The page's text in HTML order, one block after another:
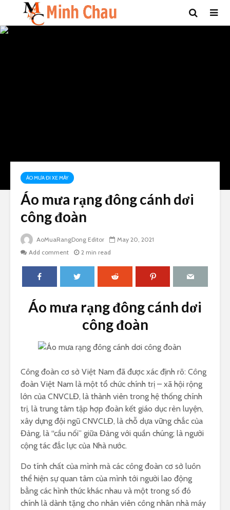
ÁO MƯA ĐI XE MÁY
Áo mưa rạng đông cánh dơi
công đoàn
AoMuaRangDong Editor
May 20, 2021
Add comment
2 min read
Áo mưa rạng đông cánh dơi
công đoàn
Công đoàn cơ sở Việt Nam đã được xác định rõ: Công
đoàn Việt Nam là một tổ chức chính trị – xã hội rộng
lớn của CNVCLĐ, là thành viên trong hệ thống chính
trị, là trung tâm tập hợp đoàn kết giáo dục rèn luyện,
xây dựng đội ngũ CNVCLĐ, là chỗ dựa vững chắc của
Đảng, là “cầu nối” giữa Đảng với quần chúng; là người
cộng tác đắc lực của Nhà nước.
Do tính chất của mình mà các công đoàn cơ sở luôn
thể hiện sự quan tâm của mình tới người lao động
bằng các hình thức khác nhau và một trong số đó
chính là dành tặng cho nhân viên công nhân nhà máy